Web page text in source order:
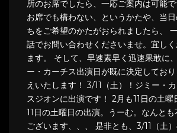
所のお席でしたら、一応ご案内は可能
お席でも構わない、というかたや、当
ちをご希望のかたがおられましたら、
話でお問い合わせくださいませ。宜し
ます。 そして、早速素早く迅速果敢に
ー・カーチス出演日が既に決定してお
えいたします！ 3/11（土）！ジミー・
スジオンに出演です！ 2月も11日の土曜
11日の土曜日の出演。うーむ。なんと
ございます、、、 是非とも、3/11（土